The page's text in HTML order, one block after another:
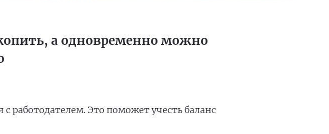
а одновременно можно
с работодателем. Это поможет учесть баланс